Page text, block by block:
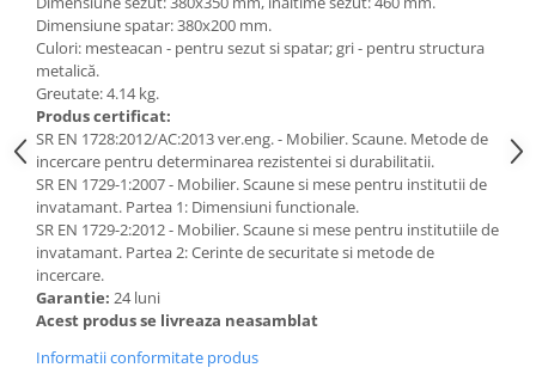
Videoproiectoare
Ecrane Proiectie
Laptopuri si Accesorii
Laptopuri
Accesorii Laptopuri
All in One/PC
All in One
Periferice PC
Conectivitate si Accesorii
Monitoare
Tablete si Accesorii
Imprimante si Multifunctionale
Dimensiune spatar: 380x200 mm.
Culori: mesteacan - pentru sezut si spatar; gri - pentru structura
metalică.
Greutate: 4.14 kg.
Produs certificat:
SR EN 1728:2012/AC:2013 ver.eng. - Mobilier. Scaune. Metode de
incercare pentru determinarea rezistentei si durabilitatii.
SR EN 1729-1:2007 - Mobilier. Scaune si mese pentru institutii de
invatamant. Partea 1: Dimensiuni functionale.
SR EN 1729-2:2012 - Mobilier. Scaune si mese pentru institutiile de
invatamant. Partea 2: Cerinte de securitate si metode de
incercare.
Garantie: 24 luni
Acest produs se livreaza neasamblat
Informatii conformitate produs